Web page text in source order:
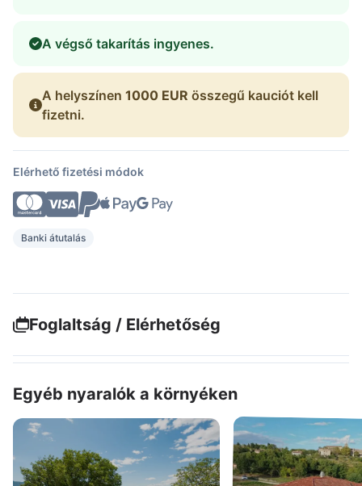
A végső takarítás ingyenes.
A helyszínen 1000 EUR összegű kauciót kell
fizetni.
Elérhető fizetési módok
Banki átutalás
Foglaltság / Elérhetőség
Egyéb nyaralók a környéken